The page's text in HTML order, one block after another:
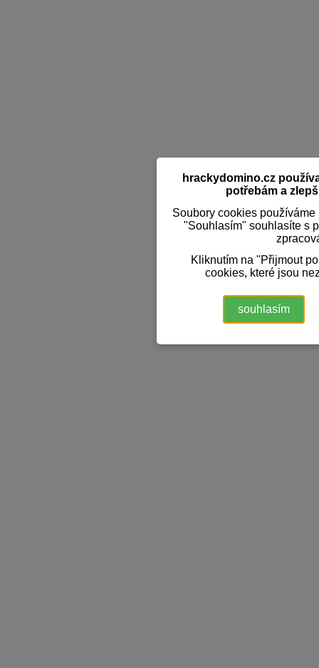
hrackydomino.cz
potřebám a
Soubory cookies
"Souhlasím" souhlasíte s
Kliknutím na "Přijmout
cookies, které jsou
souhlasím